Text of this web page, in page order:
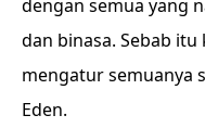
dengan semua yang
dan binasa. Sebab
mengatur semuanya
Eden.